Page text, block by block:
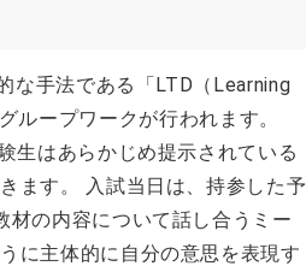
な手法である「LTD（Learning
ループワークが行われます。
生はあらかじめ提示されている
ます。 入試当日は、持参した予
材の内容について話し合うミー
に主体的に自分の意思を表現す